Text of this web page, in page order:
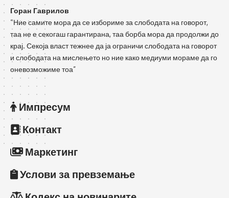
Горан Гаврилов
“Ние самите мора да се избориме за слободата на говорот,
таа не е секогаш гарантирана, таа борба мора да продолжи до
крај. Секоја власт тежнее да ја ограничи слободата на говорот
и слободата на мислењето но ние како медиуми мораме да го
оневозможиме тоа”
Импресум
Контакт
Маркетинг
Услови за превземање